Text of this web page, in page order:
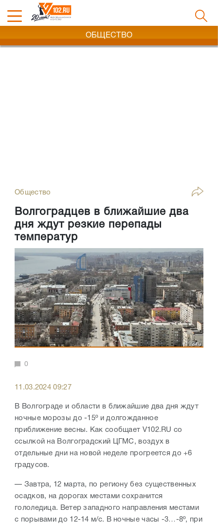
ОБЩЕСТВО
Общество
Волгоградцев в ближайшие два
дня ждут резкие перепады
температур
0
11.03.2024 09:27
В Волгограде и области в ближайшие два дня ждут
ночные морозы до -15º и долгожданное
приближение весны. Как сообщает V102.RU со
ссылкой на Волгоградский ЦГМС, воздух в
отдельные дни на новой неделе прогреется до +6
градусов.
— Завтра, 12 марта, по региону без существенных
осадков, на дорогах местами сохранится
гололедица. Ветер западного направления местами
с порывами до 12-14 м/с. В ночные часы -3…-8º, при